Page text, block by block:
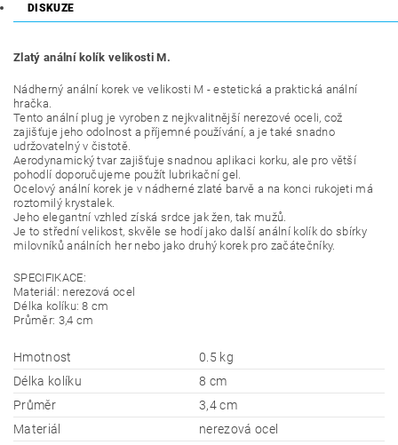
DISKUZE
Zlatý anální kolík velikosti M.
Nádherný anální korek ve velikosti M - estetická a praktická anální
hračka.
Tento anální plug je vyroben z nejkvalitnější nerezové oceli, což
zajišťuje jeho odolnost a příjemné používání, a je také snadno
udržovatelný v čistotě.
Aerodynamický tvar zajišťuje snadnou aplikaci korku, ale pro větší
pohodlí doporučujeme použít lubrikační gel.
Ocelový anální korek je v nádherné zlaté barvě a na konci rukojeti má
roztomilý krystalek.
Jeho elegantní vzhled získá srdce jak žen, tak mužů.
Je to střední velikost, skvěle se hodí jako další anální kolík do sbírky
milovníků análních her nebo jako druhý korek pro začátečníky.
SPECIFIKACE:
Materiál: nerezová ocel
Délka kolíku: 8 cm
Průměr: 3,4 cm
Hmotnost
0.5 kg
Délka kolíku
8 cm
Průměr
3,4 cm
Materiál
nerezová ocel